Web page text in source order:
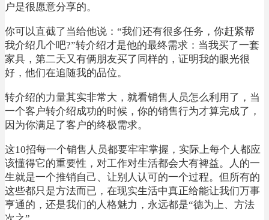
户是很愿意分享的。
你可以直截了当给他说：“我们还有很多任务，你赶紧帮
我介绍几个吧?”转介绍才是他的最终需求：当我买了一套
家具，第二天又有俩朋友买了同样的，证明我的眼光很
好，他们在追随我的品位。
转介绍的力量其实非常大，就看销售人员怎么利用了，当
一个客户转介绍成功的时候，你的销售行为才算完成了，
因为你满足了客户的终极需求。
这10招每一个销售人员都要牢牢掌握，实际上每个人都应
该懂得它的重要性，对工作对生活都会大有裨益。人的一
生就是一个推销自己、让别人认可的一个过程。但所有的
这些都只是方法而已，在现实生活中真正给能让我们万事
亨通的，还是我们的人格魅力，永远都是“德为上、方法